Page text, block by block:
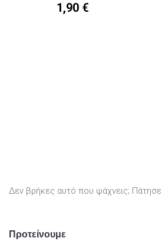
1,90 €
Δεν βρήκες αυτό που ψάχνεις; Πάτησε
Προτείνουμε